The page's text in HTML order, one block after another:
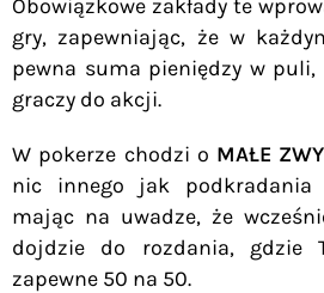
Obowiązkowe zakłady te
gry, zapewniając, że w
pewna suma pieniędzy w
graczy do akcji.
W pokerze chodzi o MAŁE
nic innego jak podkradania
mając na uwadze, że
dojdzie do rozdania, gdzie
zapewne 50 na 50.